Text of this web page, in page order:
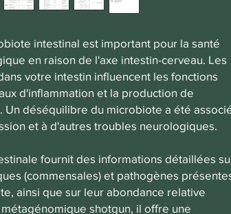
intestinal est important pour la santé
en raison de l'axe intestin-cerveau. Les
votre intestin influencent les fonctions
d'inflammation et la production de
Un déséquilibre du microbiote a été
et à d'autres troubles neurologiques.
fournit des informations détaillées
(commensales) et pathogènes
ainsi que sur leur abondance relative
shotgun, il offre une